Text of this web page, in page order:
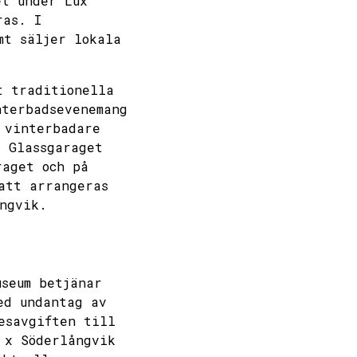
I
säljer lokala
traditionella
och på
arrangeras
betjänar
undantag av
till
Söderlångvik